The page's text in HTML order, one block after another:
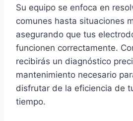
Su equipo se enfoca en
comunes hasta situaciones
asegurando que tus
funcionen correctamente.
recibirás un diagnóstico
mantenimiento necesario
disfrutar de la eficiencia de
tiempo.